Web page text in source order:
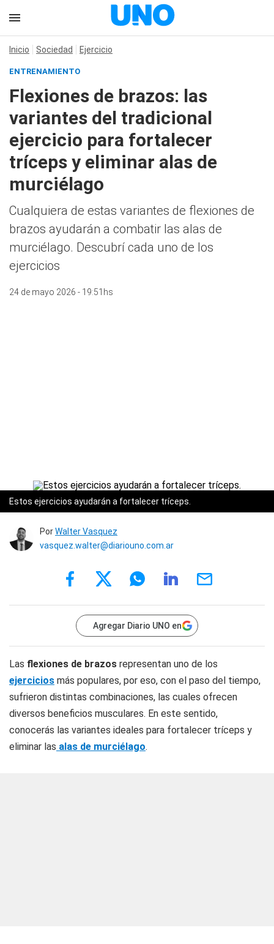
Inicio Sociedad Ejercicio
ENTRENAMIENTO
Flexiones de brazos: las
variantes del tradicional
ejercicio para fortalecer
tríceps y eliminar alas de
murciélago
Cualquiera de estas variantes de flexiones de
brazos ayudarán a combatir las alas de
murciélago. Descubrí cada uno de los
ejercicios
24 de mayo 2026 - 19:51hs
Estos ejercicios ayudarán a fortalecer tríceps.
PorWalter Vasquez
vasquez.walter@diariouno.com.ar
Agregar Diario UNO en
Las flexiones de brazos representan uno de los
ejercicios más populares, por eso, con el paso del tiempo,
sufrieron distintas combinaciones, las cuales ofrecen
diversos beneficios musculares. En este sentido,
conocerás las variantes ideales para fortalecer tríceps y
eliminar las alas de murciélago.